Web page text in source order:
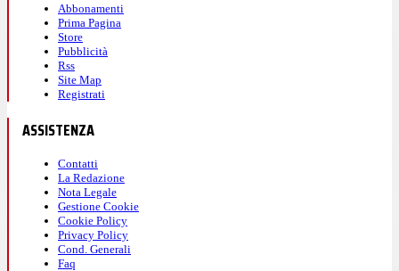
Abbonamenti
Prima Pagina
Store
Pubblicità
Rss
Site Map
Registrati
ASSISTENZA
Contatti
La Redazione
Nota Legale
Gestione Cookie
Cookie Policy
Privacy Policy
Cond. Generali
Faq